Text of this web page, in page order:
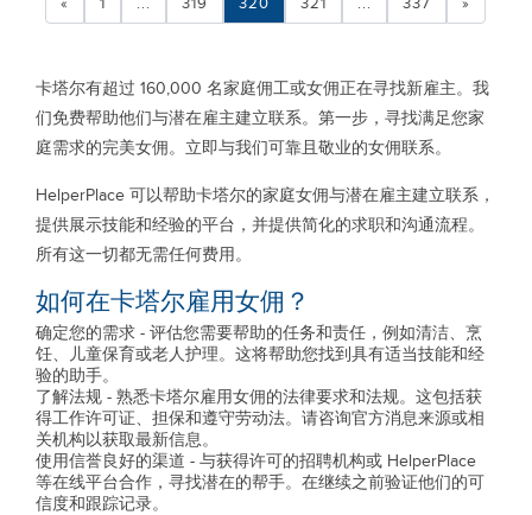
卡塔尔有超过 160,000 名家庭佣工或女佣正在寻找新雇主。我
们免费帮助他们与潜在雇主建立联系。第一步，寻找满足您家
庭需求的完美女佣。立即与我们可靠且敬业的女佣联系。
HelperPlace 可以帮助卡塔尔的家庭女佣与潜在雇主建立联系，
提供展示技能和经验的平台，并提供简化的求职和沟通流程。
所有这一切都无需任何费用。
如何在卡塔尔雇用女佣？
确定您的需求 - 评估您需要帮助的任务和责任，例如清洁、烹
饪、儿童保育或老人护理。这将帮助您找到具有适当技能和经
验的助手。
了解法规 - 熟悉卡塔尔雇用女佣的法律要求和法规。这包括获
得工作许可证、担保和遵守劳动法。请咨询官方消息来源或相
关机构以获取最新信息。
使用信誉良好的渠道 - 与获得许可的招聘机构或 HelperPlace
等在线平台合作，寻找潜在的帮手。在继续之前验证他们的可
信度和跟踪记录。